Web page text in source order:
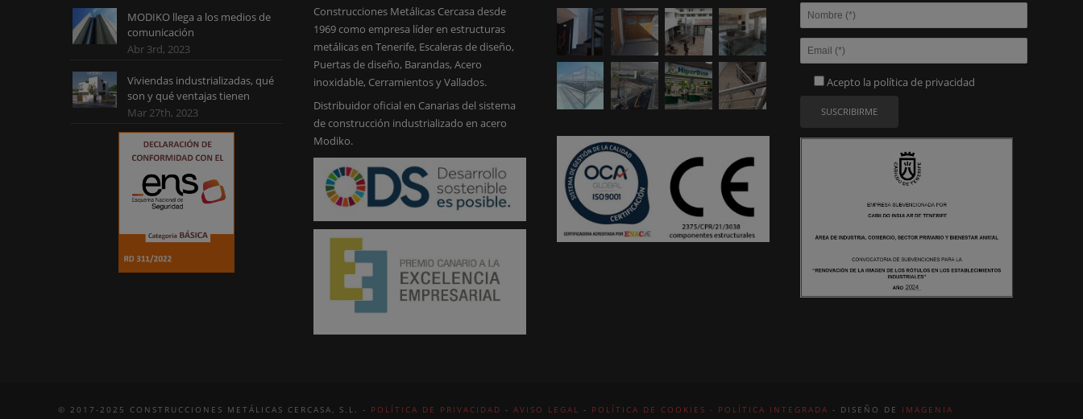
MODIKO llega a los medios de
comunicación
Abr 3rd, 2023
Viviendas industrializadas, qué
son y qué ventajas tienen
Mar 27th, 2023
Construcciones Metálicas Cercasa desde
1969 como empresa líder en estructuras
metálicas en Tenerife, Escaleras de diseño,
Puertas de diseño, Barandas, Acero
inoxidable, Cerramientos y Vallados.
Distribuidor oficial en Canarias del sistema
de construcción industrializado en acero
Modiko.
Acepto la política de privacidad
© 2017-2025 CONSTRUCCIONES METÁLICAS CERCASA, S.L. - POLÍTICA DE PRIVACIDAD - AVISO LEGAL - POLÍTICA DE COOKIES - POLÍTICA INTEGRADA - DISEÑO DE IMAGENIA